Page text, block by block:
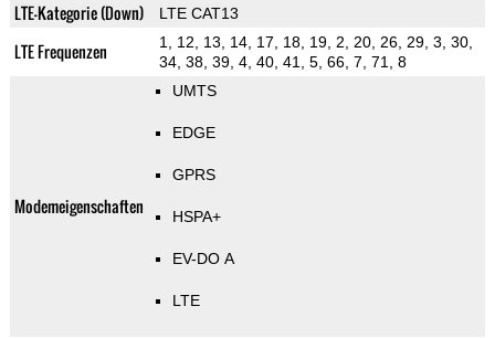
LTE-Kategorie (Down) LTE CAT13
LTE Frequenzen
1, 12, 13, 14, 17, 18, 19, 2, 20, 26, 29, 3, 30,
34, 38, 39, 4, 40, 41, 5, 66, 7, 71, 8
Modemeigenschaften
UMTS
EDGE
GPRS
HSPA+
EV-DO A
LTE